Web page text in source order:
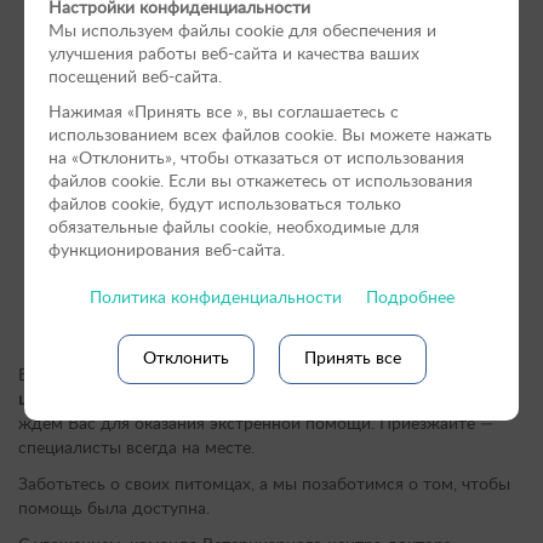
Если Вы не можете до нас дозвониться, не волнуйтесь.
центр работает в обычном графике все праздничные дни.
ждём Вас для оказания экстренной помощи. Приезжайте —
специалисты всегда на месте.
Заботьтесь о своих питомцах, а мы позаботимся о том, чтобы
помощь была доступна.
Настройки конфиденциальности
Мы используем файлы cookie для обеспечения и
улучшения работы веб-сайта и качества ваших
посещений веб-сайта.
Нажимая «Принять вce », вы соглашаетесь с
использованием всех файлов cookie. Вы можете нажать
на «Отклонить», чтобы отказаться от использования
файлов сookie. Если вы откажетесь от использования
файлов cookie, будут использоваться только
обязательные файлы cookie, необходимые для
функционирования веб-сайта.
Политика конфиденциальности Подробнее
Отклонить Принять все